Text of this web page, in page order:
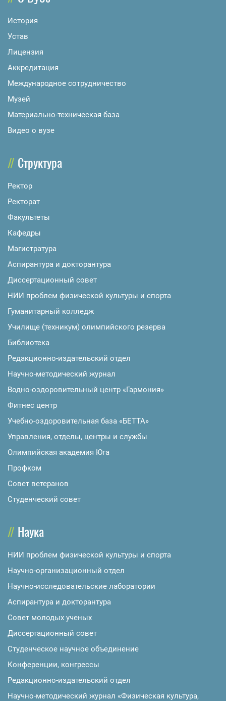
История
Устав
Лицензия
Аккредитация
Международное сотрудничество
Музей
Материально-техническая база
Видео о вузе
Структура
Ректор
Ректорат
Факультеты
Кафедры
Магистратура
Аспирантура и докторантура
Диссертационный совет
НИИ проблем физической культуры и спорта
Гуманитарный колледж
Училище (техникум) олимпийского резерва
Библиотека
Редакционно-издательский отдел
Научно-методический журнал
Водно-оздоровительный центр «Гармония»
Фитнес центр
Учебно-оздоровительная база «БЕТТА»
Управления, отделы, центры и службы
Олимпийская академия Юга
Профком
Совет ветеранов
Студенческий совет
Наука
НИИ проблем физической культуры и спорта
Научно-организационный отдел
Научно-исследовательские лаборатории
Аспирантура и докторантура
Совет молодых ученых
Диссертационный совет
Студенческое научное объединение
Конференции, конгрессы
Редакционно-издательский отдел
Научно-методический журнал «Физическая культура,